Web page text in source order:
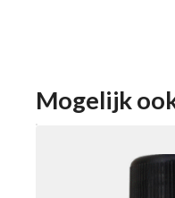
Mogelijk